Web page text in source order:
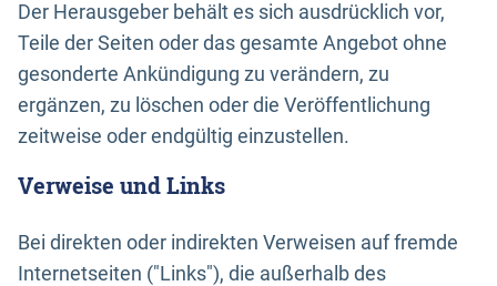
Der Herausgeber behält es sich ausdrücklich vor,
Teile der Seiten oder das gesamte Angebot ohne
gesonderte Ankündigung zu verändern, zu
ergänzen, zu löschen oder die Veröffentlichung
zeitweise oder endgültig einzustellen.
Verweise und Links
Bei direkten oder indirekten Verweisen auf fremde
Internetseiten ("Links"), die außerhalb des